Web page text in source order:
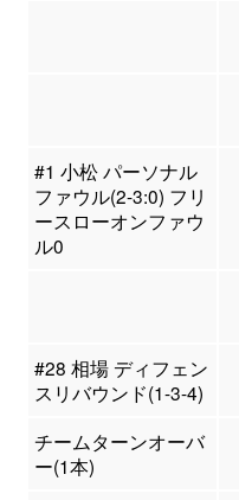
#1 小松 パーソナル
ファウル(2-3:0) フリ
ースローオンファウ
ル0
#28 相場 ディフェン
スリバウンド(1-3-4)
チームターンオーバ
ー(1本)